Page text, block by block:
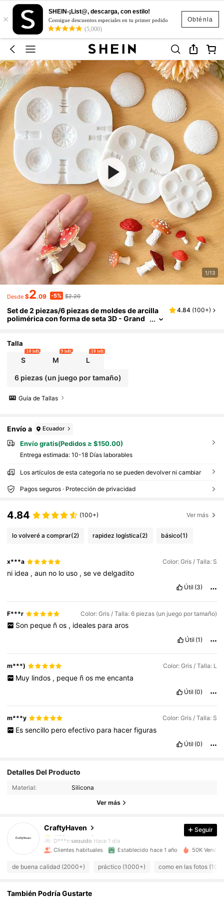
Obténla
×
SHEIN-¡List@, descarga, con estilo!
Consigue descuentos especiales en tu primer pedido
(5,000)
1/13
Desde $2.09 -5% $2.20
Set de 2 piezas/6 piezas de moldes de arcilla
polimérica con forma de seta 3D - Grand
n, adecuado para pendientes, colgantes, mate
riales reutilizables para moldeo de arcilla DIY
4.84 (100+)
Talla
S
10 left
M
9 left
L
10 left
6 piezas (un juego por tamaño)
Guía de Tallas
Envío a Ecuador
Envío gratis(Pedidos ≥ $150.00)
Entrega estimada: 10-18 Días laborables
Los artículos de esta categoría no se pueden devolver ni cambiar
Pagos seguros · Protección de privacidad
4.84 (100+) Ver más
lo volveré a comprar(2) rapidez logística(2) básico(1)
x***a Color: Gris / Talla: S
ni idea ,aun no lo uso ,sevedelgadito
Útil (3)
F***r Color: Gris / Talla: 6 piezas (un juego por tamaño)
Son peque ñ os , ideales para aros
Útil (1)
m***) Color: Gris / Talla: L
Muy lindos , peque ñ os me encanta
Útil (0)
m***y Color: Gris / Talla: S
Es sencillo pero efectivo para hacer figuras
Útil (0)
Detalles Del Producto
Material: Silicona
Ver más
CraftyHaven
4.89
6.4K Seguidores
4.89
6.4K Seguidores
D***n seguido Hace 1 día
4.89
6.4K Seguidores
4.89 6.4K Seguidores
Seguir
Clientes habituales Establecido hace 1 año 50K
de buena calidad (2000+) práctico (1000+) como en las fotos
También Podría Gustarte